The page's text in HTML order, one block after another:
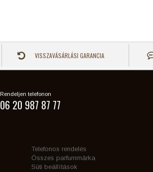
VISSZAVÁSÁRLÁSI GARANCIA
Rendeljen telefonon
06 20 987 87 77
Telefonos rendelés
Összes parfummárka
Süti beállítások